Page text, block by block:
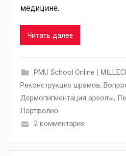
медицине.
Читать далее
PMU School Online |
Pеконструкция шрамов,
Дермопигментация ареолы,
Портфолио
2 комментария